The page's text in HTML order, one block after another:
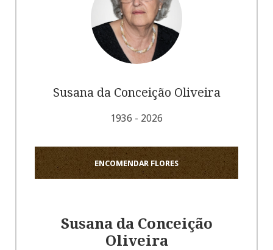
Susana da Conceição Oliveira
1936 - 2026
ENCOMENDAR FLORES
Susana da Conceição
Oliveira